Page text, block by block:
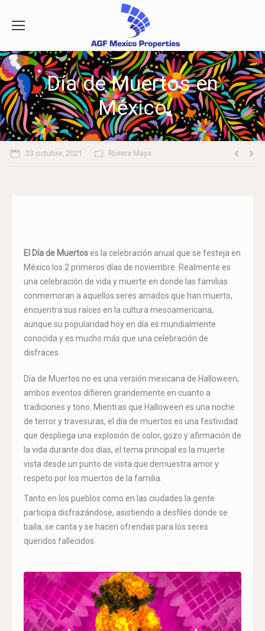
Día de Muertos en
México
23 octubre, 2021 Riviera Maya
El Día de Muertoses la celebración anual que se festeja en
México los 2 primeros días de noviembre. Realmente es
una celebración de vida y muerte en donde las familias
conmemoran a aquellos seres amados que han muerto,
encuentra sus raíces en la cultura mesoamericana,
aunque su popularidad hoy en día es mundialmente
conocida y es mucho más que una celebración de
disfraces.
Día de Muertos no es una versión mexicana de Halloween,
ambos eventos difieren grandemente en cuanto a
tradiciones y tono. Mientras que Halloween es una noche
de terror y travesuras, el día de muertos es una festividad
que despliega una explosión de color, gozo y afirmación de
la vida durante dos días, el tema principal es la muerte
vista desde un punto de vista que demuestra amor y
respeto por los muertos de la familia.
Tanto en los pueblos como en las ciudades la gente
participa disfrazándose, asistiendo a desfiles donde se
baila, se canta y se hacen ofrendas para los seres
queridos fallecidos.